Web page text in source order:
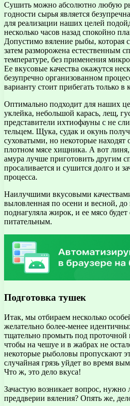
Сушить можно абсолютно любую
годности сырья является
для реализации наших целей
несколько часов назад спокойно
Допустимо вяление рыбы, которая
затем разморожена естественным
температуре, без применения
Ее вкусовые качества окажутся
безупречно организованном
варианту стоит прибегать только в
Оптимально подходит для наших
уклейка, небольшой карась, лещ,
представители ихтиофауны с не
тельцем. Щука, судак и окунь
суховатыми, но некоторые
плотном мясе хищника. А вот линя,
амура лучше приготовить другим
просаливается и сушится долго и
процесса.
Наилучшими вкусовыми
выловленная по осени и весной,
поднагуляла жирок, и ее мясо
питательным.
Подготовка тушек
Итак, мы отбираем несколько
желательно более-менее
тщательно промыть под проточной
чтобы на чешуе и в жабрах не
некоторые рыболовы пропускают
случайная грязь уйдет во время
Что ж, это дело вкуса!
Зачастую возникает вопрос,
преддверии вяления? Опять же,